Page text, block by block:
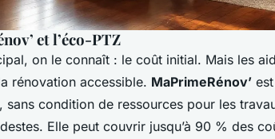
et l’éco-PTZ
on le connaît : le coût initial. Mais les
rénovation accessible. MaPrimeRénov’
sans condition de ressources pour les
Elle peut couvrir jusqu’à 90 % des